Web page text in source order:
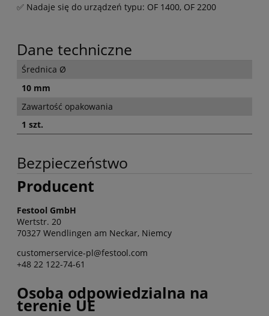
✅ Nadaje się do urządzeń typu: OF 1400, OF 2200
Dane techniczne
Średnica Ø
10 mm
Zawartość opakowania
1 szt.
Bezpieczeństwo
Producent
Festool GmbH
Wertstr. 20
70327 Wendlingen am Neckar, Niemcy
customerservice-pl@festool.com
+48 22 122-74-61
Osoba odpowiedzialna na
terenie UE